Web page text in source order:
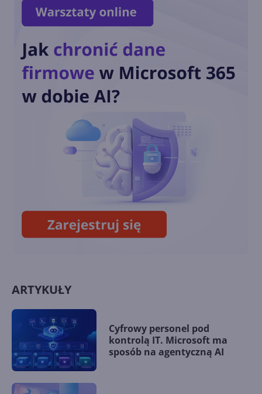
dawać reakcje na komentarze
Nowy pasek narzędzi
Office. Jak to działa?
Microsoft Forms pozwala już
zbierać do 5 milionów
odpowiedzi na 1 formularz
ARTYKUŁY
Cyfrowy personel pod
kontrolą IT. Microsoft ma
sposób na agentyczną AI